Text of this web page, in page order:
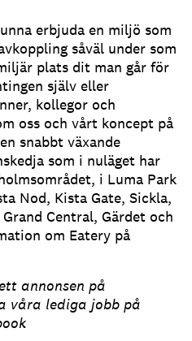
erbjuda en miljö som
såväl under som
plats dit man går för
själv eller
kollegor och
oss och vårt koncept på
snabbt växande
som i nuläget har
i Luma Park
Nod, Kista Gate, Sickla,
Central, Gärdet och
om Eatery på
annonsen på
våra lediga jobb på